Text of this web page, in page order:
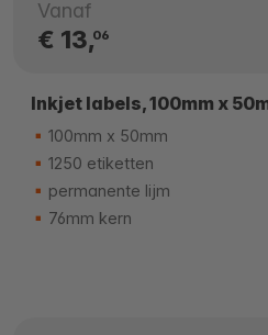
Vanaf
€ 13,06
Inkjet labels, 100mm x
100mm x 50mm
1250 etiketten
permanente lijm
76mm kern